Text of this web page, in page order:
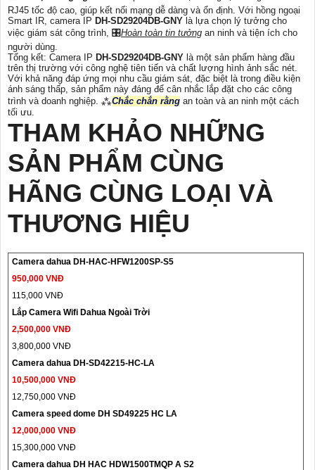
RJ45 tốc độ cao, giúp kết nối mạng dễ dàng và ổn định. Với hồng ngoại
Smart IR, camera IP DH-SD29204DB-GNY là lựa chọn lý tưởng cho
việc giám sát công trình, 🎛Hoàn toàn tin tưởng an ninh và tiện ích cho
người dùng.
Tổng kết: Camera IP DH-SD29204DB-GNY là một sản phẩm hàng đầu
trên thị trường với công nghệ tiên tiến và chất lượng hình ảnh sắc nét.
Với khả năng đáp ứng mọi nhu cầu giám sát, đặc biệt là trong điều kiện
ánh sáng thấp, sản phẩm này đáng để cân nhắc lắp đặt cho các công
trình và doanh nghiệp. ⁂Chắc chắn rằng an toàn và an ninh một cách
tối ưu.
THAM KHẢO NHỮNG
SẢN PHẨM CÙNG
HÃNG CÙNG LOẠI VÀ
THƯƠNG HIỆU
Camera dahua DH-HAC-HFW1200SP-S5
950,000 VNĐ
115,000 VNĐ
Lắp Camera Wifi Dahua Ngoài Trời
2,500,000 VNĐ
3,800,000 VNĐ
Camera dahua DH-SD42215-HC-LA
10,500,000 VNĐ
12,750,000 VNĐ
Camera speed dome DH SD49225 HC LA
12,000,000 VNĐ
15,300,000 VNĐ
Camera dahua DH HAC HDW1500TMQP A S2